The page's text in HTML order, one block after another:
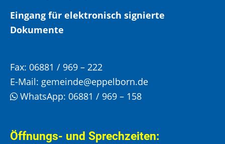
Eingang für elektronisch signierte
Dokumente
Fax: 06881 / 969 – 222
E-Mail: gemeinde@eppelborn.de
WhatsApp: 06881 / 969 – 158
Öffnungs- und Sprechzeiten: